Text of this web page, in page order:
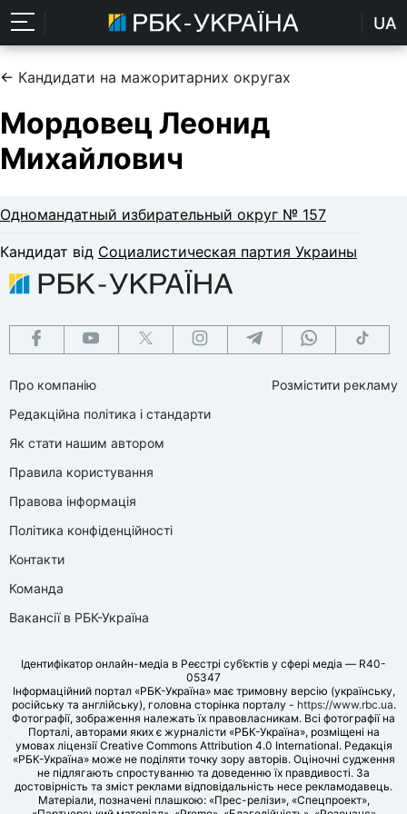
UA
← Кандидати на мажоритарних округах
Мордовец Леонид
Михайлович
Одномандатный избирательный округ № 157
Кандидат від Социалистическая партия Украины
Про компанію
Редакційна політика і стандарти
Як стати нашим автором
Правила користування
Правова інформація
Політика конфіденційності
Контакти
Команда
Вакансії в РБК-Україна
Розмістити рекламу
Ідентифікатор онлайн-медіа в Реєстрі суб’єктів у сфері медіа — R40-
05347
Інформаційний портал «РБК-Україна» має тримовну версію (українську,
російську та англійську), головна сторінка порталу - https://www.rbc.ua.
Фотографії, зображення належать їх правовласникам. Всі фотографії на
Порталі, авторами яких є журналісти «РБК-Україна», розміщені на
умовах ліцензії Creative Commons Attribution 4.0 International. Редакція
«РБК-Україна» може не поділяти точку зору авторів. Оціночні судження
не підлягають спростуванню та доведенню їх правдивості. За
достовірність та зміст реклами відповідальність несе рекламодавець.
Матеріали, позначені плашкою: «Прес-релізи», «Спецпроект»,